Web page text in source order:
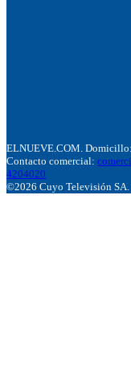
ELNUEVE.COM.
Contacto comercial:
4204020
©2026 Cuyo Televisión SA.